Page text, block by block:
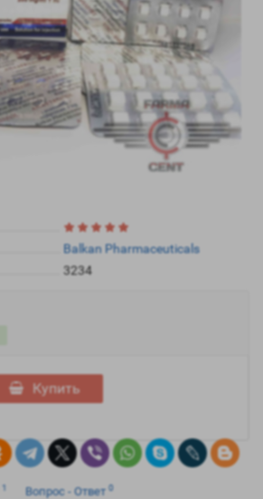
Balkan Pharmaceuticals
3234
Купить
1 Вопрос - Ответ 0